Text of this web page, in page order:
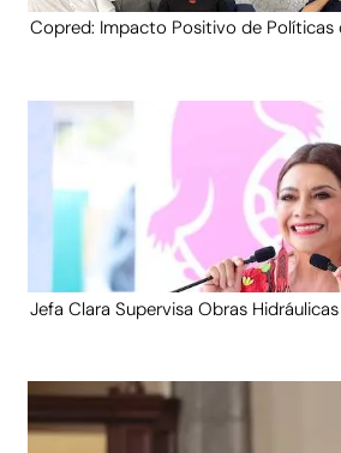
Copred: Impacto Positivo de Políticas
Jefa Clara Supervisa Obras